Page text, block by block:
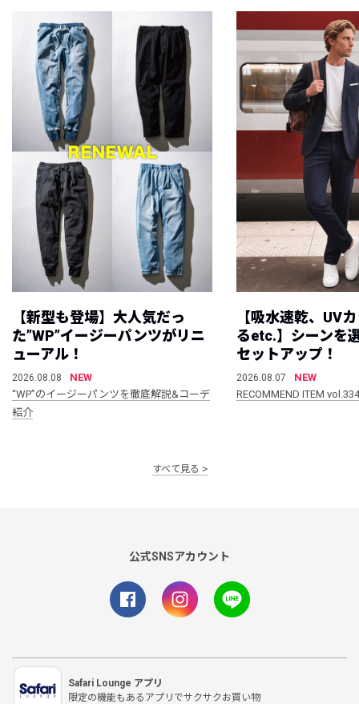
【新型も登場】大人気だっ
た”WP”イージーパンツがリニ
ューアル！
2026.08.08
NEW
“WP”のイージーパンツを徹底解説&コーデ
紹介
【吸水速乾、UV
るetc.】シーンを
セットアップ！
2026.08.07
NEW
RECOMMEND ITEM vol.334
すべて見る
公式SNSアカウント
Safari Lounge アプリ
限定の機能もあるアプリでサクサクお買い物